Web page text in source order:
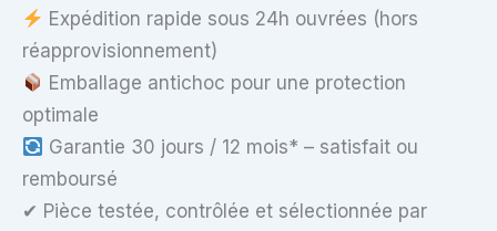
Expédition rapide sous 24h ouvrées (hors
réapprovisionnement)
Emballage antichoc pour une protection
optimale
Garantie 30 jours / 12 mois* – satisfait ou
remboursé
✔ Pièce testée, contrôlée et sélectionnée par